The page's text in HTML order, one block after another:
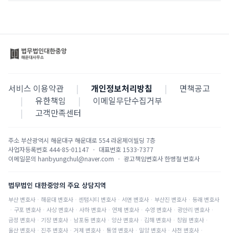
서비스 이용약관 | 개인정보처리방침 |
면책공고
|
유한책임 |
이메일무단수집거부
|
고객만족센터
주소부산광역시 해운대구 해운대로 554 라온제이빌딩 7층
사업자등록번호 444-85-01147 · 대표번호 1533-7377
이메일문의 hanbyungchul@naver.com · 광고책임변호사한병철 변호사
법무법인 대한중앙의 주요 상담지역
부산 변호사 · 해운대 변호사 · 센텀시티 변호사 · 서면 변호사 · 부산진 변호사 · 동래 변호사
· 구포 변호사 · 사상 변호사 · 사하 변호사 · 연제 변호사 · 수영 변호사 · 광안리 변호사 ·
금정 변호사 · 기장 변호사 · 남포동 변호사 · 양산 변호사 · 김해 변호사 · 창원 변호사 ·
울산 변호사 · 진주 변호사 · 거제 변호사 · 통영 변호사 · 밀양 변호사 · 사천 변호사 ·